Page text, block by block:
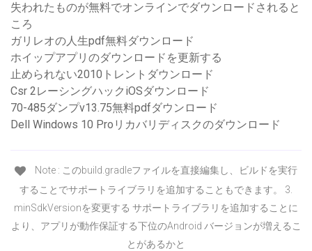
失われたものが無料でオンラインでダウンロードされると
ころ
ガリレオの人生pdf無料ダウンロード
ホイップアプリのダウンロードを更新する
止められない2010トレントダウンロード
Csr 2レーシングハックiOSダウンロード
70-485ダンプv13.75無料pdfダウンロード
Dell Windows 10 Proリカバリディスクのダウンロード
Note : このbuild.gradleファイルを直接編集し、ビルドを実行
することでサポートライブラリを追加することもできます。 3.
minSdkVersionを変更する サポートライブラリを追加することに
より、アプリが動作保証する下位のAndroid バージョンが増えるこ
とがあるかと